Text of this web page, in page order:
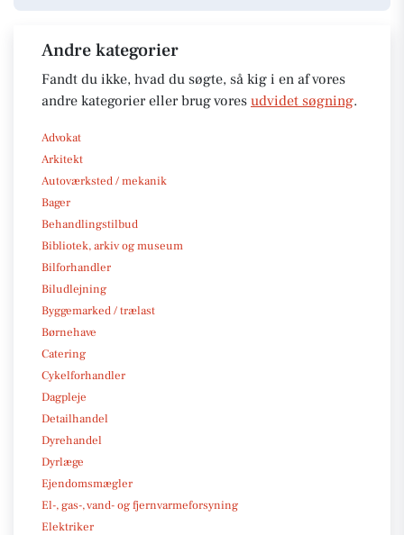
Andre kategorier
Fandt du ikke, hvad du søgte, så kig i en af vores
andre kategorier eller brug vores udvidet søgning.
Advokat
Arkitekt
Autoværksted / mekanik
Bager
Behandlingstilbud
Bibliotek, arkiv og museum
Bilforhandler
Biludlejning
Byggemarked / trælast
Børnehave
Catering
Cykelforhandler
Dagpleje
Detailhandel
Dyrehandel
Dyrlæge
Ejendomsmægler
El-, gas-, vand- og fjernvarmeforsyning
Elektriker